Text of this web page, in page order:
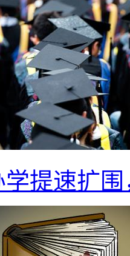
提速扩